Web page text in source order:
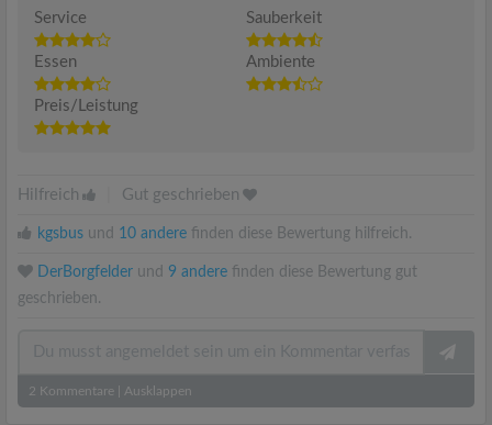
Service
Sauberkeit
Essen Ambiente
Preis/Leistung
Hilfreich Gut geschrieben
kgsbus und 10 andere finden diese Bewertung hilfreich.
DerBorgfelder und 9 andere finden diese Bewertung gut
geschrieben.
2 Kommentare Ausklappen